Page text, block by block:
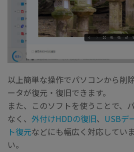
以上簡単な操作でパソコンから削
ータが復元・復旧できます。
また、このソフトを使うことで、
なく、 外付けHDDの復旧、 USBデ
ト復元などにも幅広く対応してい
い。